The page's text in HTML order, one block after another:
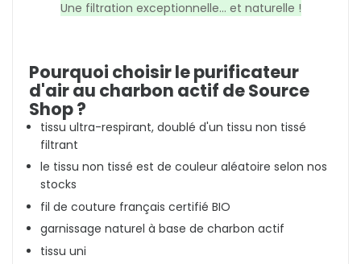
Une filtration exceptionnelle... et naturelle !
Pourquoi choisir le purificateur
d'air au charbon actif de Source
Shop ?
tissu ultra-respirant, doublé d'un tissu non tissé
filtrant
le tissu non tissé est de couleur aléatoire selon nos
stocks
fil de couture français certifié BIO
garnissage naturel à base de charbon actif
tissu uni